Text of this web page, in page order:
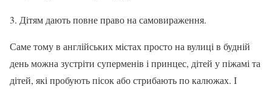
3. Дітям дають повне право на самовираження.
Саме тому в англійських містах просто на вулиці в будній
день можна зустріти суперменів і принцес, дітей у піжамі та
дітей, які пробують пісок або стрибають по калюжах. І